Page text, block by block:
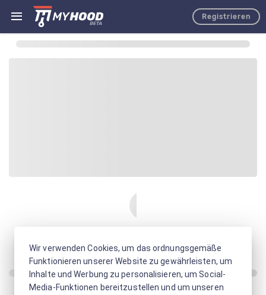
Registrieren
Wir verwenden Cookies, um das ordnungsgemäße
Funktionieren unserer Website zu gewährleisten, um
Inhalte und Werbung zu personalisieren, um Social-
Media-Funktionen bereitzustellen und um unseren